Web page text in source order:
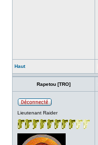
Haut
Rapetou [TRO]
Lieutenant Raider